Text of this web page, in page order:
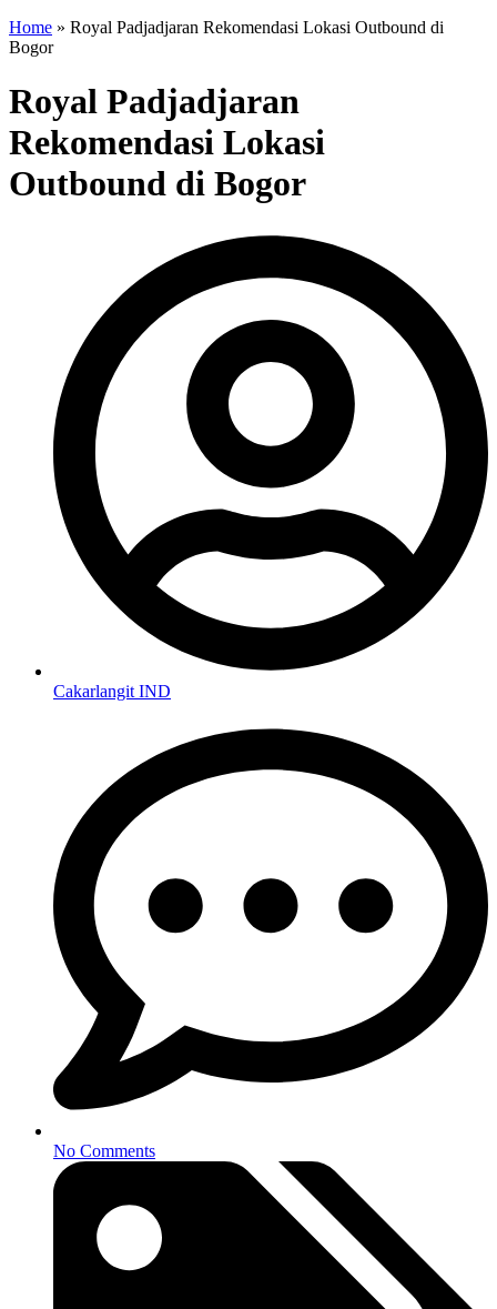
Home » Royal Padjadjaran Rekomendasi Lokasi Outbound di
Bogor
Royal Padjadjaran
Rekomendasi Lokasi
Outbound di Bogor
Cakarlangit IND
No Comments